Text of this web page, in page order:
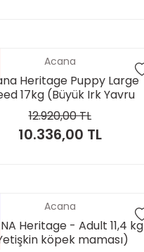
Acana
Heritage Puppy Large
17kg (Büyük Irk Yavru
Köpekler İçin)
12.920,00 TL
10.336,00 TL
Acana
Heritage - Adult 11,4 kg
(Yetişkin köpek maması)